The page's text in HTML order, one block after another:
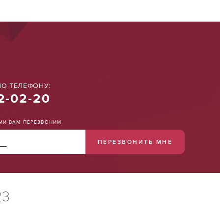
ТЕЛЕФОНУ:
02-20
ВАМ ПЕРЕЗВОНИМ
ПЕРЕЗВОНИТЬ МНЕ